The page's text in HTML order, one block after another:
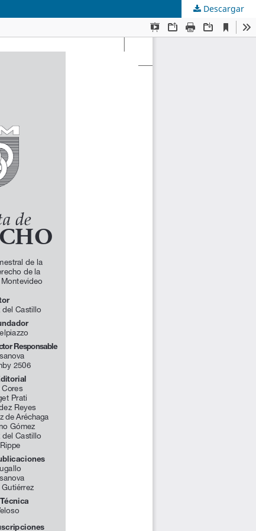
Descargar